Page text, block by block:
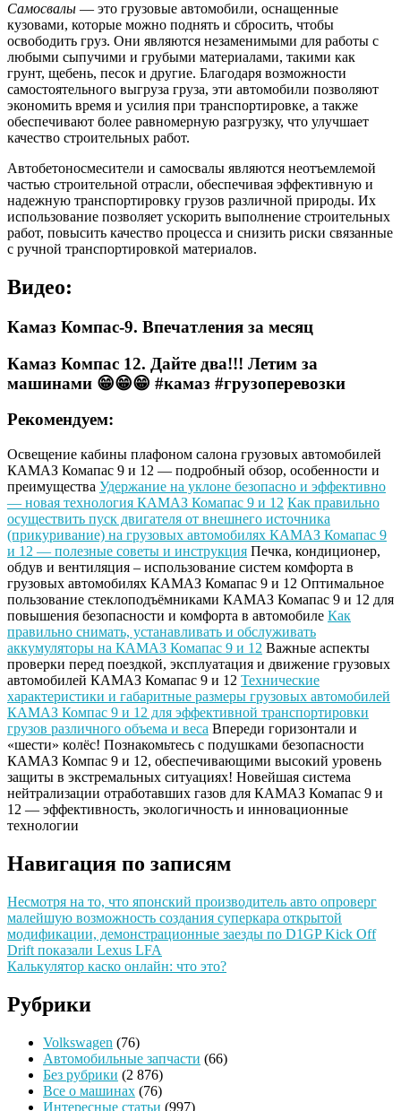
Самосвалы — это грузовые автомобили, оснащенные
кузовами, которые можно поднять и сбросить, чтобы
освободить груз. Они являются незаменимыми для работы с
любыми сыпучими и грубыми материалами, такими как
грунт, щебень, песок и другие. Благодаря возможности
самостоятельного выгруза груза, эти автомобили позволяют
экономить время и усилия при транспортировке, а также
обеспечивают более равномерную разгрузку, что улучшает
качество строительных работ.
Автобетоносмесители и самосвалы являются неотъемлемой
частью строительной отрасли, обеспечивая эффективную и
надежную транспортировку грузов различной природы. Их
использование позволяет ускорить выполнение строительных
работ, повысить качество процесса и снизить риски связанные
с ручной транспортировкой материалов.
Видео:
Камаз Компас-9. Впечатления за месяц
Камаз Компас 12. Дайте два!!! Летим за
машинами 😁😁😁 #камаз #грузоперевозки
Рекомендуем:
Освещение кабины плафоном салона грузовых автомобилей
КАМАЗ Комапас 9 и 12 — подробный обзор, особенности и
преимущества Удержание на уклоне безопасно и эффективно
— новая технология КАМАЗ Комапас 9 и 12 Как правильно
осуществить пуск двигателя от внешнего источника
(прикуривание) на грузовых автомобилях КАМАЗ Комапас 9
и 12 — полезные советы и инструкция Печка, кондиционер,
обдув и вентиляция – использование систем комфорта в
грузовых автомобилях КАМАЗ Комапас 9 и 12 Оптимальное
пользование стеклоподъёмниками КАМАЗ Комапас 9 и 12 для
повышения безопасности и комфорта в автомобиле Как
правильно снимать, устанавливать и обслуживать
аккумуляторы на КАМАЗ Комапас 9 и 12 Важные аспекты
проверки перед поездкой, эксплуатация и движение грузовых
автомобилей КАМАЗ Комапас 9 и 12 Технические
характеристики и габаритные размеры грузовых автомобилей
КАМАЗ Компас 9 и 12 для эффективной транспортировки
грузов различного объема и веса Впереди горизонтали и
«шести» колёс! Познакомьтесь с подушками безопасности
КАМАЗ Компас 9 и 12, обеспечивающими высокий уровень
защиты в экстремальных ситуациях! Новейшая система
нейтрализации отработавших газов для КАМАЗ Комапас 9 и
12 — эффективность, экологичность и инновационные
технологии
Навигация по записям
Несмотря на то, что японский производитель авто опроверг
малейшую возможность создания суперкара открытой
модификации, демонстрационные заезды по D1GP Kick Off
Drift показали Lexus LFA
Калькулятор каско онлайн: что это?
Рубрики
Volkswagen (76)
Автомобильные запчасти (66)
Без рубрики (2 876)
Все о машинах (76)
Интересные статьи (997)